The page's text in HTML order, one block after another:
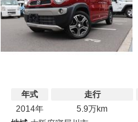
年式
2014年
走行
5.9万km